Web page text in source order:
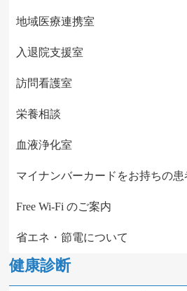
地域医療連携室
入退院支援室
訪問看護室
栄養相談
血液浄化室
マイナンバーカードをお持ちの
Free Wi-Fi のご案内
省エネ・節電について
健康診断